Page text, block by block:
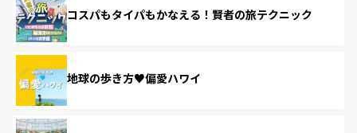
コスパもタイパもかなえる！賢者の旅テクニック
地球の歩き方♥偏愛ハワイ